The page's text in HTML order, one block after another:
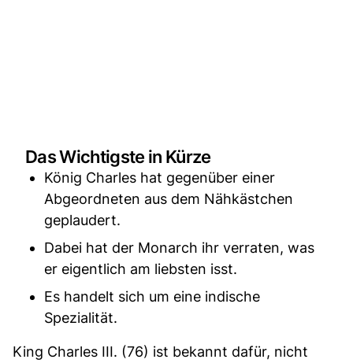
Das Wichtigste in Kürze
König Charles hat gegenüber einer
Abgeordneten aus dem Nähkästchen
geplaudert.
Dabei hat der Monarch ihr verraten, was
er eigentlich am liebsten isst.
Es handelt sich um eine indische
Spezialität.
King Charles III. (76) ist bekannt dafür, nicht